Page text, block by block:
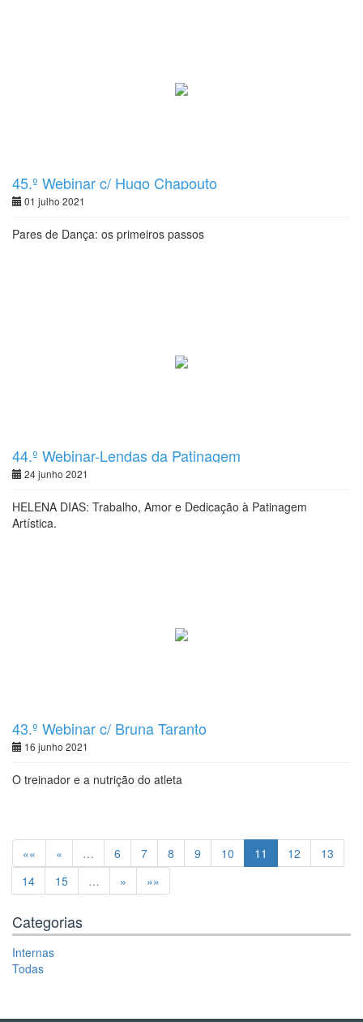
45.º Webinar c/ Hugo Chapouto
01 julho 2021
Pares de Dança: os primeiros passos
44.º Webinar-Lendas da Patinagem
24 junho 2021
HELENA DIAS: Trabalho, Amor e Dedicação à Patinagem
Artística.
43.º Webinar c/ Bruna Taranto
16 junho 2021
O treinador e a nutrição do atleta
«« « … 6 7 8 9 10 11 12
13
14
15 … » »»
Categorias
Internas
Todas